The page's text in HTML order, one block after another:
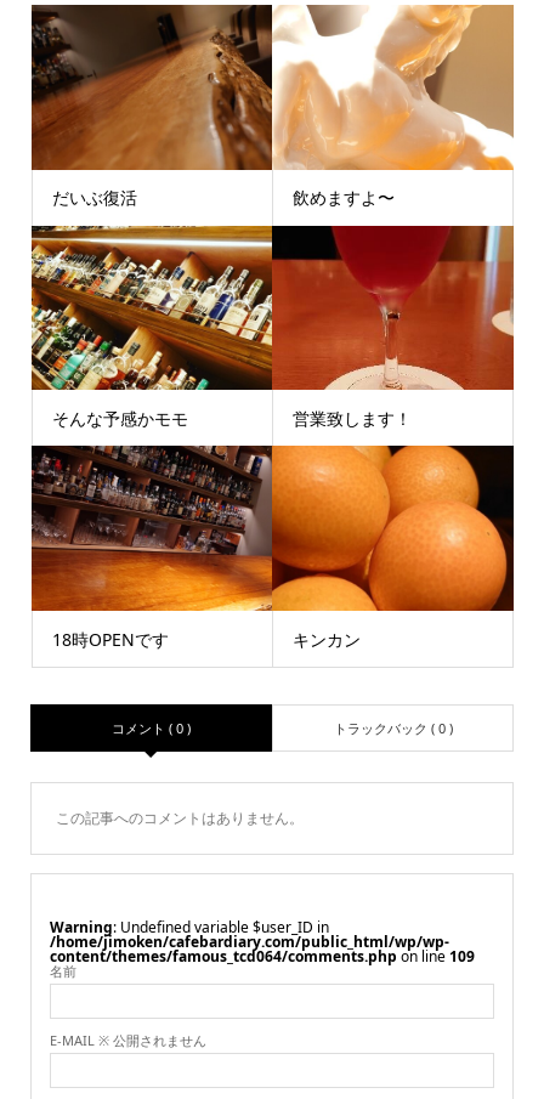
だいぶ復活 飲めますよ〜
そんな予感かモモ 営業致します！
18時OPENです キンカン
コメント ( 0 ) トラックバック ( 0 )
この記事へのコメントはありません。
Warning : Undefined variable $user_ID in
/home/jimoken/cafebardiary.com/public_html/wp/wp-
content/themes/famous_tcd064/comments.php on line109
名前
E-MAIL ※ 公開されません